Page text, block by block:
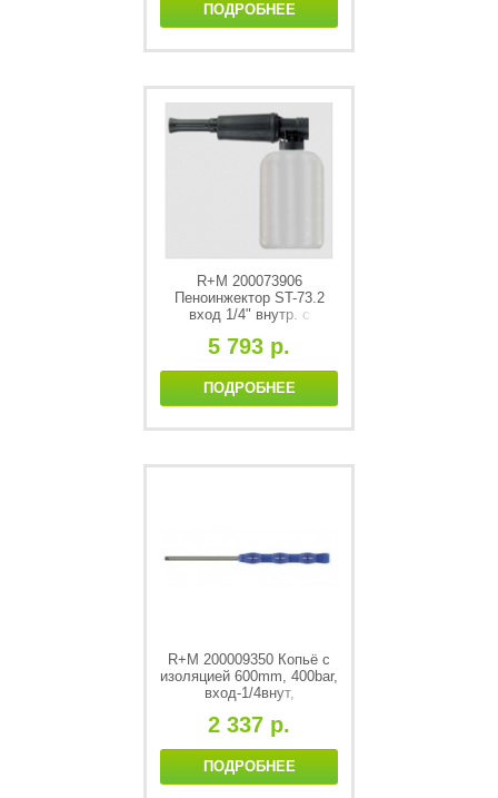
ПОДРОБНЕЕ
R+M 200073906
Пеноинжектор ST-73.2
вход 1/4" внутр. с
bar
5 793 р.
ПОДРОБНЕЕ
R+M 200009350 Копьё с
изоляцией 600mm, 400bar,
вход-1/4внут,
нерж.сталь
2 337 р.
ПОДРОБНЕЕ